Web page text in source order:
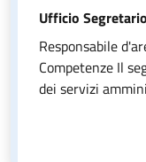
Ufficio
Responsabile
Competenze Il
dei servizi